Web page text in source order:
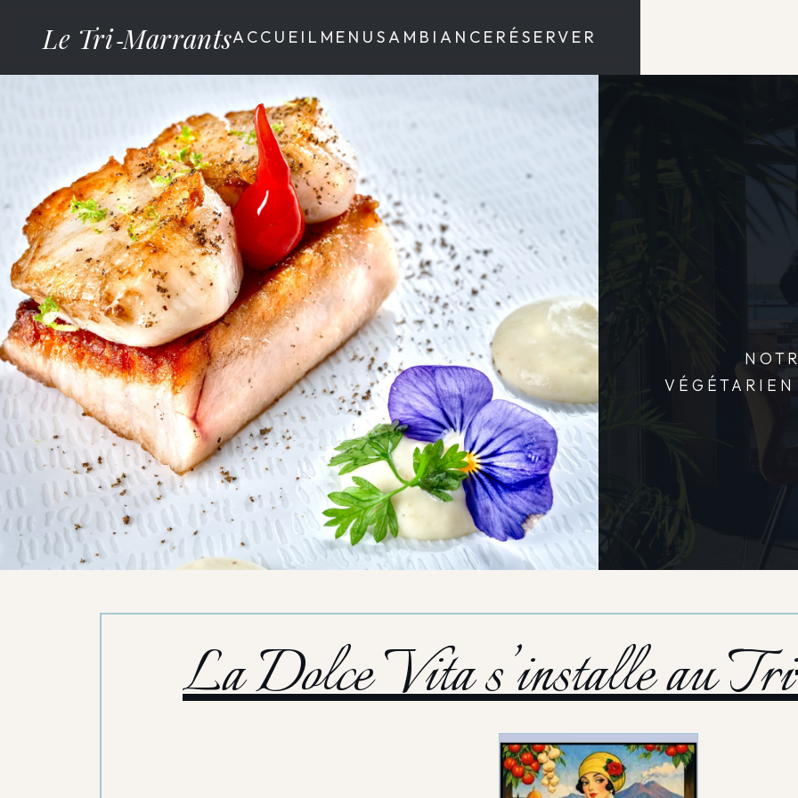
Le Tri‑MarrantsACCUEIL MENUSAMBIANCE RÉSERVER
La Dolce Vita s’installe au